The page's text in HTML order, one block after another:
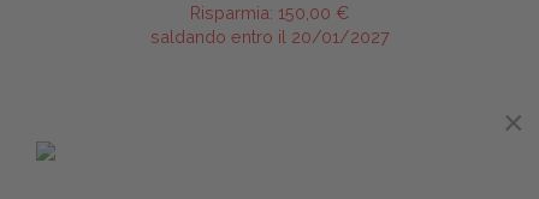
Risparmia: 150,00 €
saldando entro il 20/01/2027
×